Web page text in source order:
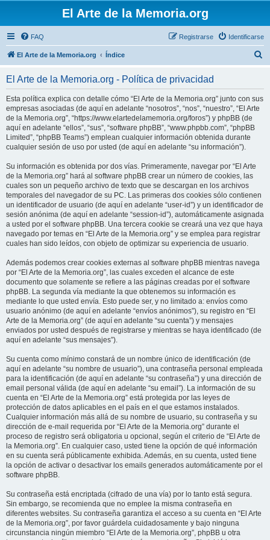
El Arte de la Memoria.org
FAQ Identificarse
Registrarse
El Arte de la Memoria.org Índice
El Arte de la Memoria.org - Política de privacidad
Esta política explica con detalle cómo “El Arte de la Memoria.org” junto con sus
empresas asociadas (de aquí en adelante “nosotros”, “nos”, “nuestro”, “El Arte
de la Memoria.org”, “https://www.elartedelamemoria.org/foros”) y phpBB (de
aquí en adelante “ellos”, “sus”, “software phpBB”, “www.phpbb.com”, “phpBB
Limited”, “phpBB Teams”) emplean cualquier información obtenida durante
cualquier sesión de uso por usted (de aquí en adelante “su información”).
Su información es obtenida por dos vías. Primeramente, navegar por “El Arte
de la Memoria.org” hará al software phpBB crear un número de cookies, las
cuales son un pequeño archivo de texto que se descargan en los archivos
temporales del navegador de su PC. Las primeras dos cookies sólo contienen
un identificador de usuario (de aquí en adelante “user-id”) y un identificador de
sesión anónima (de aquí en adelante “session-id”), automáticamente asignada
a usted por el software phpBB. Una tercera cookie se creará una vez que haya
navegado por temas en “El Arte de la Memoria.org” y se emplea para registrar
cuales han sido leídos, con objeto de optimizar su experiencia de usuario.
Además podemos crear cookies externas al software phpBB mientras navega
por “El Arte de la Memoria.org”, las cuales exceden el alcance de este
documento que solamente se refiere a las páginas creadas por el software
phpBB. La segunda vía mediante la que obtenemos su información es
mediante lo que usted envía. Esto puede ser, y no limitado a: envíos como
usuario anónimo (de aquí en adelante “envíos anónimos”), su registro en “El
Arte de la Memoria.org” (de aquí en adelante “su cuenta”) y mensajes
enviados por usted después de registrarse y mientras se haya identificado (de
aquí en adelante “sus mensajes”).
Su cuenta como mínimo constará de un nombre único de identificación (de
aquí en adelante “su nombre de usuario”), una contraseña personal empleada
para la identificación (de aquí en adelante “su contraseña”) y una dirección de
email personal válida (de aquí en adelante “su email”). La información de su
cuenta en “El Arte de la Memoria.org” está protegida por las leyes de
protección de datos aplicables en el país en el que estamos instalados.
Cualquier información más allá de su nombre de usuario, su contraseña y su
dirección de e-mail requerida por “El Arte de la Memoria.org” durante el
proceso de registro será obligatoria u opcional, según el criterio de “El Arte de
la Memoria.org”. En cualquier caso, usted tiene la opción de qué información
en su cuenta será públicamente exhibida. Además, en su cuenta, usted tiene
la opción de activar o desactivar los emails generados automáticamente por el
software phpBB.
Su contraseña está encriptada (cifrado de una vía) por lo tanto está segura.
Sin embargo, se recomienda que no emplee la misma contraseña en
diferentes websites. Su contraseña garantiza el acceso a su cuenta en “El Arte
de la Memoria.org”, por favor guárdela cuidadosamente y bajo ninguna
circunstancia ningún miembro “El Arte de la Memoria.org”, phpBB u otra